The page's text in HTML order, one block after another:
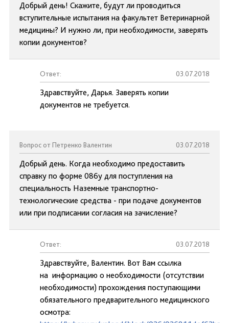
Добрый день! Скажите, будут ли проводиться
вступительные испытания на факультет Ветеринарной
медицины? И нужно ли, при необходимости, заверять
копии документов?
Ответ: 03.07.2018
Здравствуйте, Дарья. Заверять копии
документов не требуется.
Вопрос от Петренко Валентин 03.07.2018
Добрый день. Когда необходимо предоставить
справку по форме 086у для поступления на
специальность Наземные транспортно-
технологические средства - при подаче документов
или при подписании согласия на зачисление?
Ответ: 03.07.2018
Здравствуйте, Валентин. Вот Вам ссылка
на информацию о необходимости (отсутствии
необходимости) прохождения поступающими
обязательного предварительного медицинского
осмотра: